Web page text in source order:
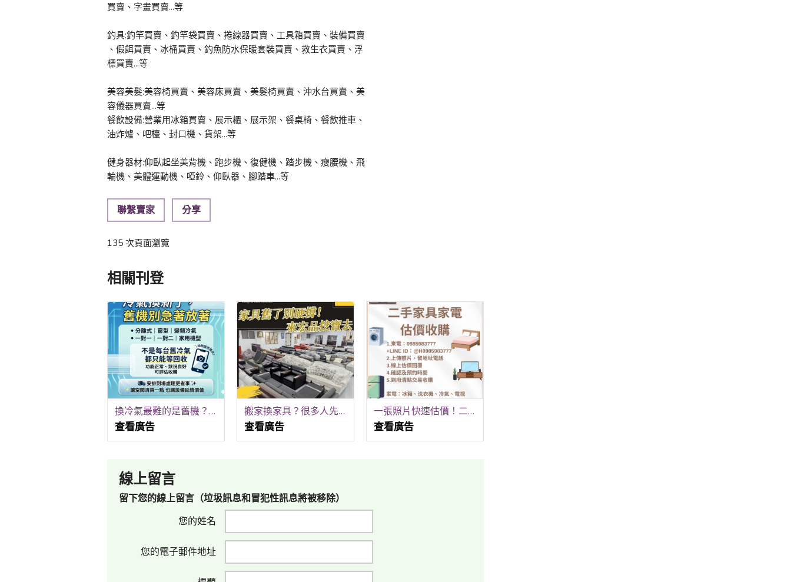
買賣、字畫買賣...等
釣具:釣竿買賣、釣竿袋買賣、捲線器買賣、工具箱買賣、裝備買賣
、假餌買賣、冰桶買賣、釣魚防水保暖套裝買賣、救生衣買賣、浮
標買賣...等
美容美髮:美容椅買賣、美容床買賣、美髮椅買賣、沖水台買賣、美
容儀器買賣...等
餐飲設備:營業用冰箱買賣、展示櫃、展示架、餐桌椅、餐飲推車、
油炸爐、吧檯、封口機、貨架...等
健身器材:仰臥起坐美背機、跑步機、復健機、踏步機、瘦腰機、飛
輪機、美體運動機、啞鈴、仰臥器、腳踏車...等
聯繫賣家 分享
135 次頁面瀏覽
相關刊登
換冷氣最難的是舊機？這方法讓你輕鬆解決 0979003999
查看廣告
搬家換家具？很多人先來宏品二手家具館找 04-24078608
查看廣告
一張照片快速估價！二手家具家電到府收購
查看廣告
線上留言
留下您的線上留言（垃圾訊息和冒犯性訊息將被移除）
您的姓名
您的電子郵件地址